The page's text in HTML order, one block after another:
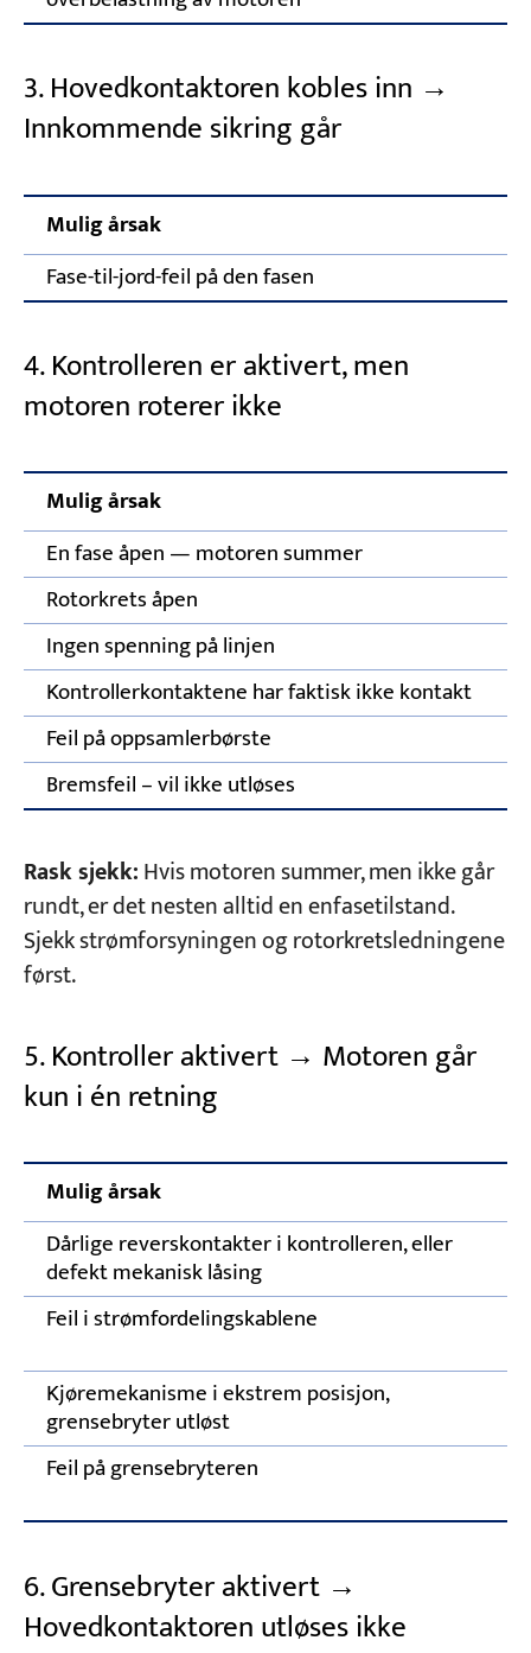
3. Hovedkontaktoren kobles inn →
Innkommende sikring går
Mulig årsak
Fase-til-jord-feil på den fasen
4. Kontrolleren er aktivert, men
motoren roterer ikke
Mulig årsak
En fase åpen — motoren summer
Rotorkrets åpen
Ingen spenning på linjen
Kontrollerkontaktene har faktisk ikke kontakt
Feil på oppsamlerbørste
Bremsfeil – vil ikke utløses
Rask sjekk:Hvis motoren summer, men ikke går
rundt, er det nesten alltid en enfasetilstand.
Sjekk strømforsyningen og rotorkretsledningene
først.
5. Kontroller aktivert → Motoren går
kun i én retning
Mulig årsak
Dårlige reverskontakter i kontrolleren, eller
defekt mekanisk låsing
Feil i strømfordelingskablene
Kjøremekanisme i ekstrem posisjon,
grensebryter utløst
Feil på grensebryteren
6. Grensebryter aktivert →
Hovedkontaktoren utløses ikke